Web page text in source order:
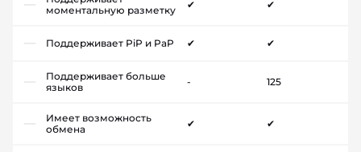
моментальную разметку
✔ ✔
Поддерживает PiP и PaP ✔ ✔
Поддерживает больше
языков
- 125
Имеет возможность
обмена
✔ ✔